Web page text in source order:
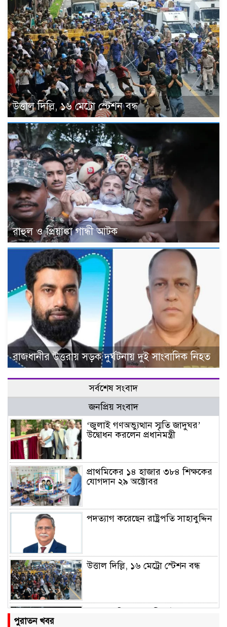
উত্তাল দিল্লি, ১৬ মেট্রো স্টেশন বন্ধ
রাহুল ও প্রিয়াঙ্কা গান্ধী আটক
রাজধানীর উত্তরায় সড়ক দুর্ঘটনায় দুই সাংবাদিক নিহত
সর্বশেষ সংবাদ
জনপ্রিয় সংবাদ
‘জুলাই গণঅভ্যুত্থান স্মৃতি জাদুঘর’
উদ্বোধন করলেন প্রধানমন্ত্রী
প্রাথমিকের ১৪ হাজার ৩৮৪ শিক্ষকের
যোগদান ২৯ অক্টোবর
পদত্যাগ করেছেন রাষ্ট্রপতি সাহাবুদ্দিন
উত্তাল দিল্লি, ১৬ মেট্রো স্টেশন বন্ধ
পুরাতন খবর